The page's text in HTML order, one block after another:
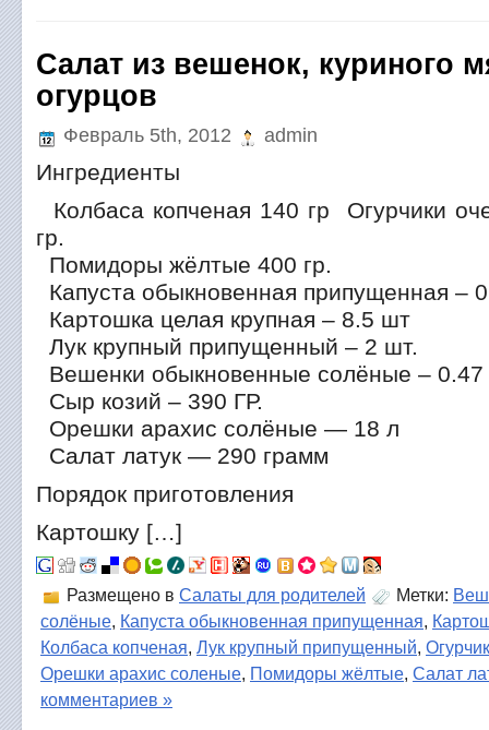
Салат из вешенок, куриного
огурцов
Февраль 5th, 2012 admin
Ингредиенты
Колбаса копченая 140 гр Огурчики
гр.
Помидоры жёлтые 400 гр.
Капуста обыкновенная припущенная –
Картошка целая крупная – 8.5 шт
Лук крупный припущенный – 2 шт.
Вешенки обыкновенные солёные – 0.47
Сыр козий – 390 ГР.
Орешки арахис солёные — 18 л
Салат латук — 290 грамм
Порядок приготовления
Картошку […]
Размещено в Салаты для родителей Метки:
солёные, Капуста обыкновенная припущенная,
Колбаса копченая, Лук крупный припущенный,
Орешки арахис соленые, Помидоры жёлтые, Салат
комментариев »